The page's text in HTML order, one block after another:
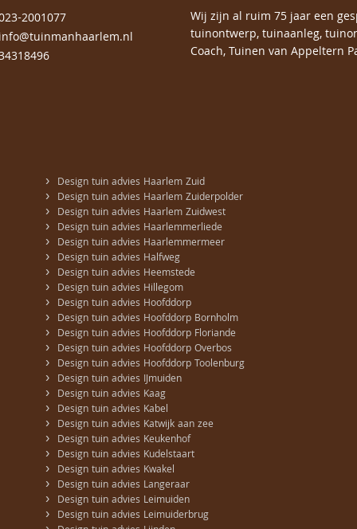
2001077
Wij zijn al ruim 75 jaar een
tuinontwerp, tuinaanleg,
Coach, Tuinen van Appeltern
› Design tuin advies Haarlem Zuid
› Design tuin advies Haarlem Zuiderpolder
› Design tuin advies Haarlem Zuidwest
› Design tuin advies Haarlemmerliede
› Design tuin advies Haarlemmermeer
› Design tuin advies Halfweg
› Design tuin advies Heemstede
› Design tuin advies Hillegom
› Design tuin advies Hoofddorp
› Design tuin advies Hoofddorp Bornholm
› Design tuin advies Hoofddorp Floriande
› Design tuin advies Hoofddorp Overbos
› Design tuin advies Hoofddorp Toolenburg
› Design tuin advies IJmuiden
› Design tuin advies Kaag
› Design tuin advies Kabel
› Design tuin advies Katwijk aan zee
› Design tuin advies Keukenhof
› Design tuin advies Kudelstaart
› Design tuin advies Kwakel
› Design tuin advies Langeraar
› Design tuin advies Leimuiden
› Design tuin advies Leimuiderbrug